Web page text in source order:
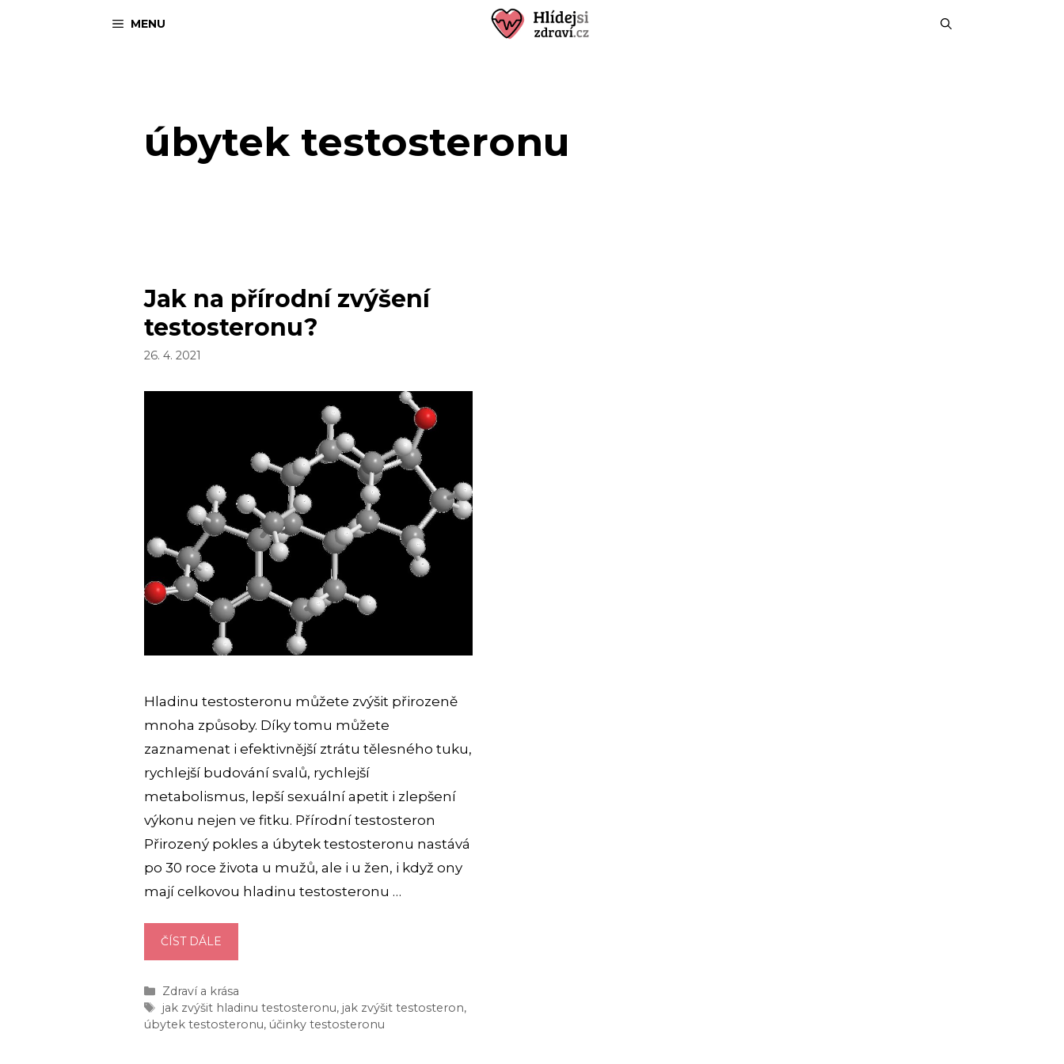
MENU
úbytek testosteronu
Jak na přírodní zvýšení
testosteronu?
26. 4. 2021
Hladinu testosteronu můžete zvýšit přirozeně
mnoha způsoby. Díky tomu můžete
zaznamenat i efektivnější ztrátu tělesného tuku,
rychlejší budování svalů, rychlejší
metabolismus, lepší sexuální apetit i zlepšení
výkonu nejen ve fitku. Přírodní testosteron
Přirozený pokles a úbytek testosteronu nastává
po 30 roce života u mužů, ale i u žen, i když ony
mají celkovou hladinu testosteronu …
ČÍST DÁLE
NA
ZVÝŠENÍ
TESTOSTERONU?
Rubriky
Zdraví a krása
Štítky
jak zvýšit hladinu testosteronu, jak zvýšit testosteron,
úbytek testosteronu, účinky testosteronu